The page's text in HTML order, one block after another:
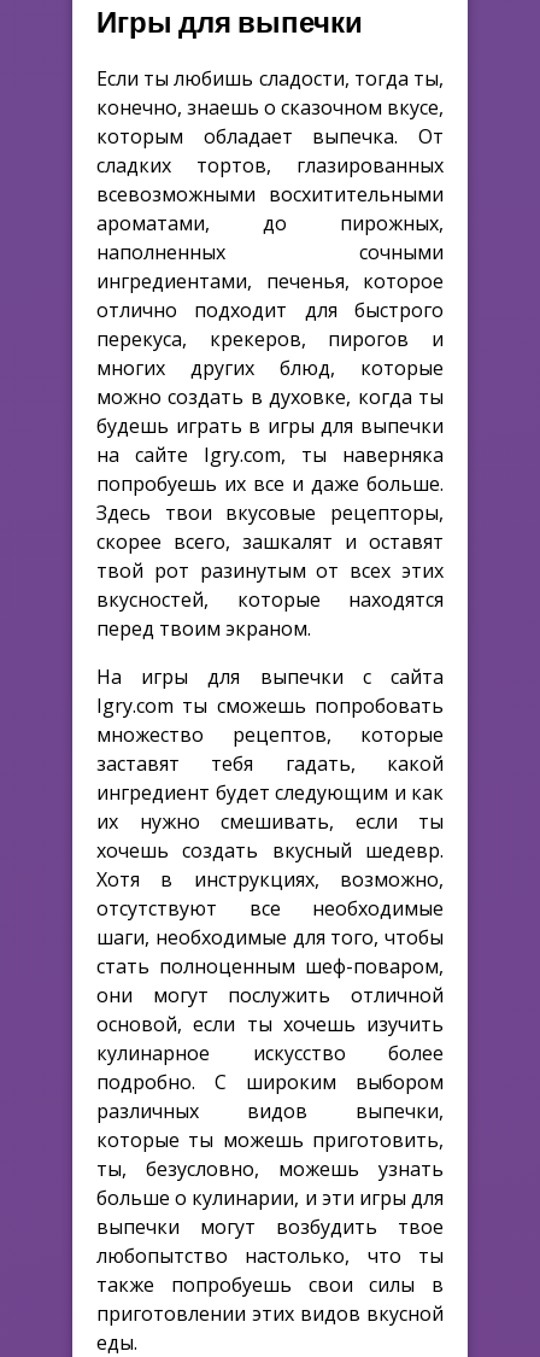
Игры для выпечки
Если ты любишь сладости, тогда ты,
конечно, знаешь о сказочном вкусе,
которым обладает выпечка. От
сладких тортов, глазированных
всевозможными восхитительными
ароматами, до пирожных,
наполненных сочными
ингредиентами, печенья, которое
отлично подходит для быстрого
перекуса, крекеров, пирогов и
многих других блюд, которые
можно создать в духовке, когда ты
будешь играть в игры для выпечки
на сайте Igry.com, ты наверняка
попробуешь их все и даже больше.
Здесь твои вкусовые рецепторы,
скорее всего, зашкалят и оставят
твой рот разинутым от всех этих
вкусностей, которые находятся
перед твоим экраном.
На игры для выпечки с сайта
Igry.com ты сможешь попробовать
множество рецептов, которые
заставят тебя гадать, какой
ингредиент будет следующим и как
их нужно смешивать, если ты
хочешь создать вкусный шедевр.
Хотя в инструкциях, возможно,
отсутствуют все необходимые
шаги, необходимые для того, чтобы
стать полноценным шеф-поваром,
они могут послужить отличной
основой, если ты хочешь изучить
кулинарное искусство более
подробно. С широким выбором
различных видов выпечки,
которые ты можешь приготовить,
ты, безусловно, можешь узнать
больше о кулинарии, и эти игры для
выпечки могут возбудить твое
любопытство настолько, что ты
также попробуешь свои силы в
приготовлении этих видов вкусной
еды.